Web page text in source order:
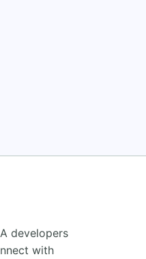
developers
with